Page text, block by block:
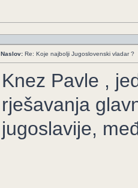
Naslov: Re: Koje najbolji Jugoslovenski vladar ?
Knez Pavle ,
rješavanja
jugoslavije,